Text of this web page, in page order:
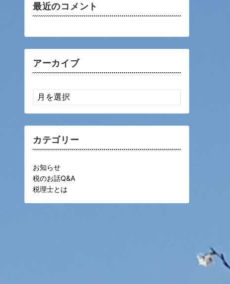
最近のコメント
アーカイブ
ア
ー
カ
カテゴリー
お知らせ
税のお話Q&A
税理士とは